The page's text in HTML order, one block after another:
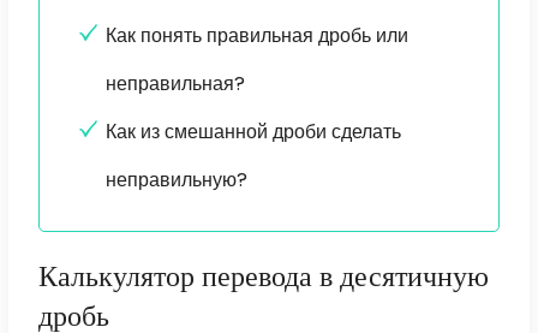
Как понять правильная дробь или
неправильная?
Как из смешанной дроби сделать
неправильную?
Калькулятор перевода в десятичную
дробь